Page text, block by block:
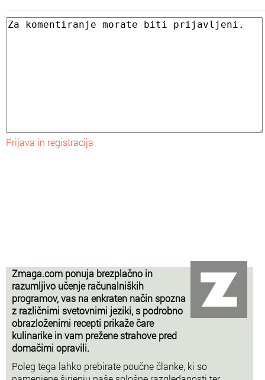
Prijava in registracija
Zmaga.com ponuja brezplačno in
razumljivo učenje računalniških
programov, vas na enkraten način spozna
z različnimi svetovnimi jeziki, s podrobno
obrazloženimi recepti prikaže čare
kulinarike in vam prežene strahove pred
domačimi opravili.
Poleg tega lahko prebirate poučne članke, ki so